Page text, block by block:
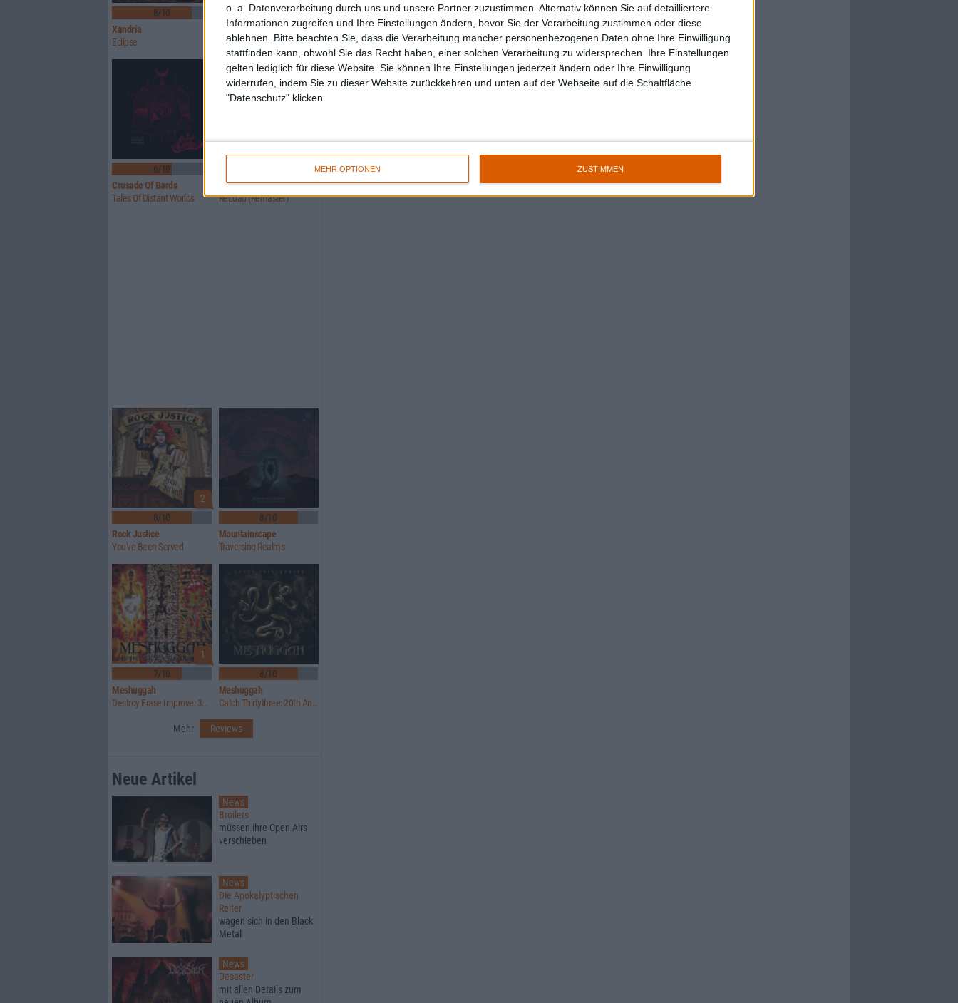
o. a. Datenverarbeitung durch uns und unsere Partner zuzustimmen. Alternativ können Sie auf detailliertere
Informationen zugreifen und Ihre Einstellungen ändern, bevor Sie der Verarbeitung zustimmen oder diese
ablehnen.
Bitte beachten Sie, dass die Verarbeitung mancher personenbezogenen Daten ohne Ihre Einwilligung
stattfinden kann, obwohl Sie das Recht haben, einer solchen Verarbeitung zu widersprechen. Ihre Einstellungen
gelten lediglich für diese Website. Sie können Ihre Einstellungen jederzeit ändern oder Ihre Einwilligung
widerrufen, indem Sie zu dieser Website zurückkehren und unten auf der Webseite auf die Schaltfläche
"Datenschutz" klicken.
MEHR OPTIONEN ZUSTIMMEN
8/10
Xandria
Eclipse
8/10
Sinner
Boom Bang Goodbye
6/10
Crusade Of Bards
Tales Of Distant Worlds
Metallica
ReLoad (Remaster)
2
8/10
Rock Justice
You've Been Served
8/10
Mountainscape
Traversing Realms
1
7/10
Meshuggah
Destroy Erase Improve: 30th Anniversary Edition
8/10
Meshuggah
Catch Thirtythree: 20th Anniversary Edition
Mehr Reviews
Neue Artikel
News
Broilers
müssen ihre Open Airs
verschieben
News
Die Apokalyptischen
Reiter
wagen sich in den Black
Metal
News
Desaster
mit allen Details zum